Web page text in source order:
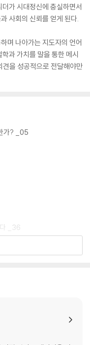
가 시대정신에 충실하면서
사회의 신뢰를 얻게 된다.
며 나아가는 지도자의 언어
과 가치를 말을 통한 메시
을 성공적으로 전달해야만
가? _05
_36